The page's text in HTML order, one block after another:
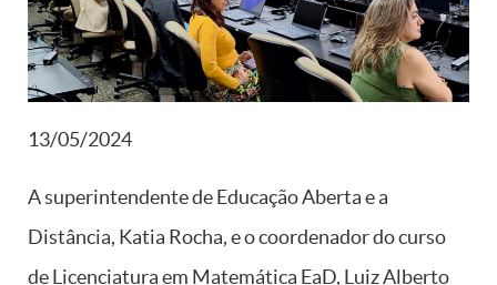
13/05/2024
A superintendente de Educação Aberta e a
Distância, Katia Rocha, e o coordenador do curso
de Licenciatura em Matemática EaD, Luiz Alberto